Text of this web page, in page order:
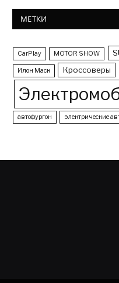
МЕТКИ
CarPlay MOTOR SHOW
Илон Маск Кроссоверы
автофургон электрические